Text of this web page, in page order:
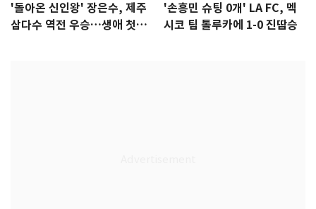
'돌아온 신인왕' 장은수, 제주
삼다수 역전 우승…생애 첫승
'손흥민 슈팅 0개' LA FC, 멕
시코 팀 톨루카에 1-0 진땀승